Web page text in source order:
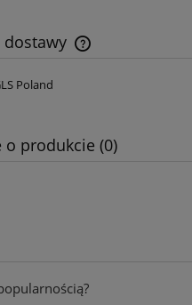
dostawy
Cena nie zawiera
Poland
o produkcie (0)